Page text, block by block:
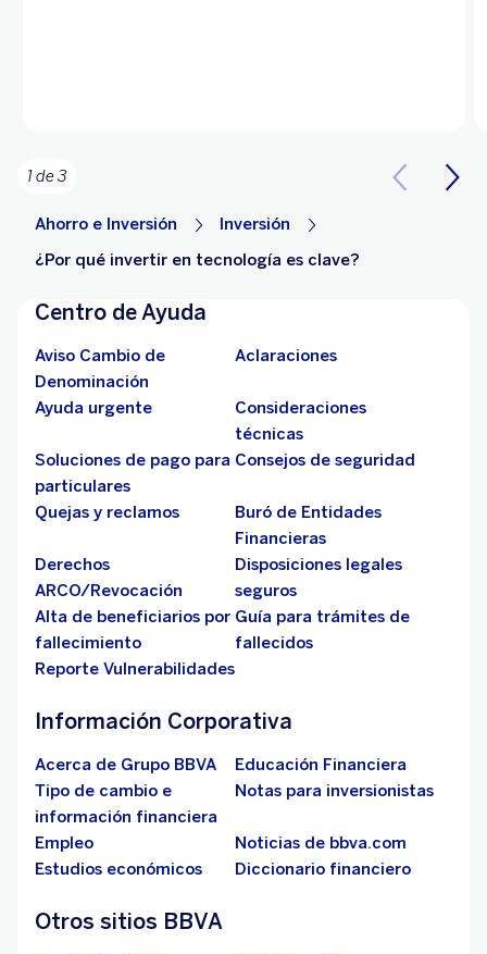
1 de 3
Ahorro e Inversión
Inversión
¿Por qué invertir en tecnología es clave?
Centro de Ayuda
Aviso Cambio de
Denominación
Aclaraciones
Ayuda urgente
Consideraciones
técnicas
Soluciones de pago para
particulares
Consejos de seguridad
Quejas y reclamos
Buró de Entidades
Financieras
Derechos
ARCO/Revocación
Disposiciones legales
seguros
Alta de beneficiarios por
fallecimiento
Guía para trámites de
fallecidos
Reporte Vulnerabilidades
Información Corporativa
Acerca de Grupo BBVA
Educación Financiera
Tipo de cambio e
información financiera
Notas para inversionistas
Empleo
Noticias de bbva.com
Estudios económicos
Diccionario financiero
Otros sitios BBVA